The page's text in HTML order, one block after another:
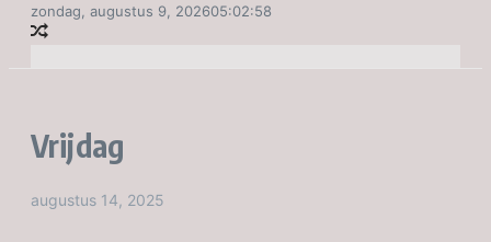
zondag, augustus 9, 202605:02:58
Vrijdag
augustus 14, 2025